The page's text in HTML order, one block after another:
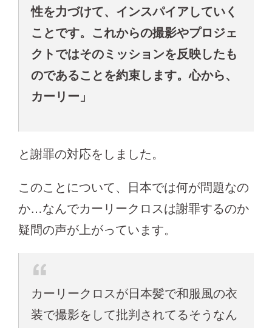
性を力づけて、インスパイアしていく
ことです。これからの撮影やプロジェ
クトではそのミッションを反映したも
のであることを約束します。心から、
カーリー」
と謝罪の対応をしました。
このことについて、日本では何が問題なの
か…なんでカーリークロスは謝罪するのか
疑問の声が上がっています。
カーリークロスが日本髪で和服風の衣
装で撮影をして批判されてるそうなん